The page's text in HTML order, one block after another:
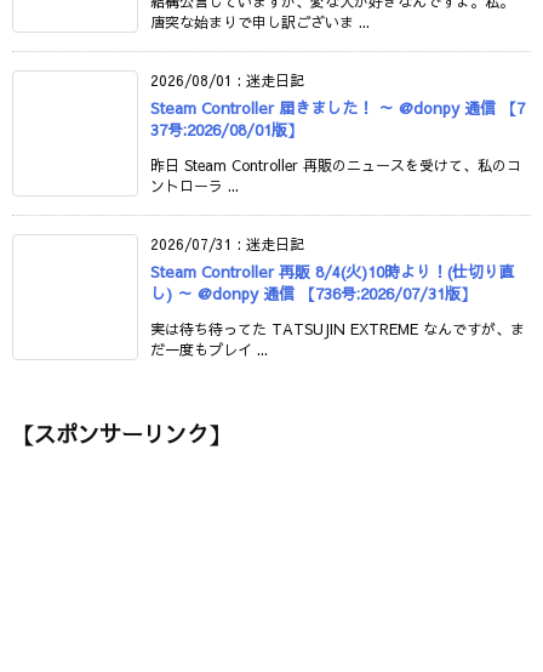
唐突な始まりで申し訳ございま ...
2026/08/01 : 迷走日記
Steam Controller 届きました！ ～ @donpy 通信 【7
37号:2026/08/01版】
昨日 Steam Controller 再販のニュースを受けて、私のコ
ントローラ ...
2026/07/31 : 迷走日記
Steam Controller 再販 8/4(火)10時より！(仕切り直
し) ～ @donpy 通信 【736号:2026/07/31版】
実は待ち待ってた TATSUJIN EXTREME なんですが、ま
だ一度もプレイ ...
【スポンサーリンク】